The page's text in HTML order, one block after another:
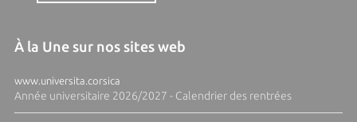
À la Une sur nos sites web
www.universita.corsica
Année universitaire 2026/2027 - Calendrier des rentrées